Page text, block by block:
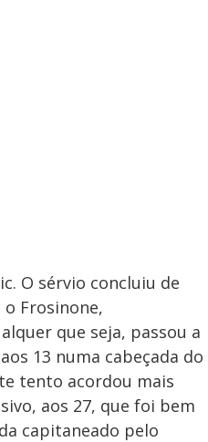
O sérvio concluiu de
Frosinone,
que seja, passou a
13 numa cabeçada do
tento acordou mais
aos 27, que foi bem
capitaneado pelo